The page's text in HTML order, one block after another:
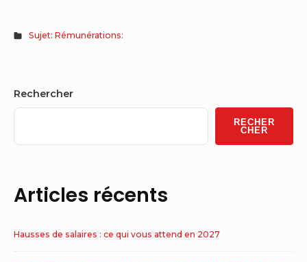
Sujet: Rémunérations:
Sidebar
Widget
Area
Rechercher
RECHER
CHER
Articles récents
Hausses de salaires : ce qui vous attend en 2027